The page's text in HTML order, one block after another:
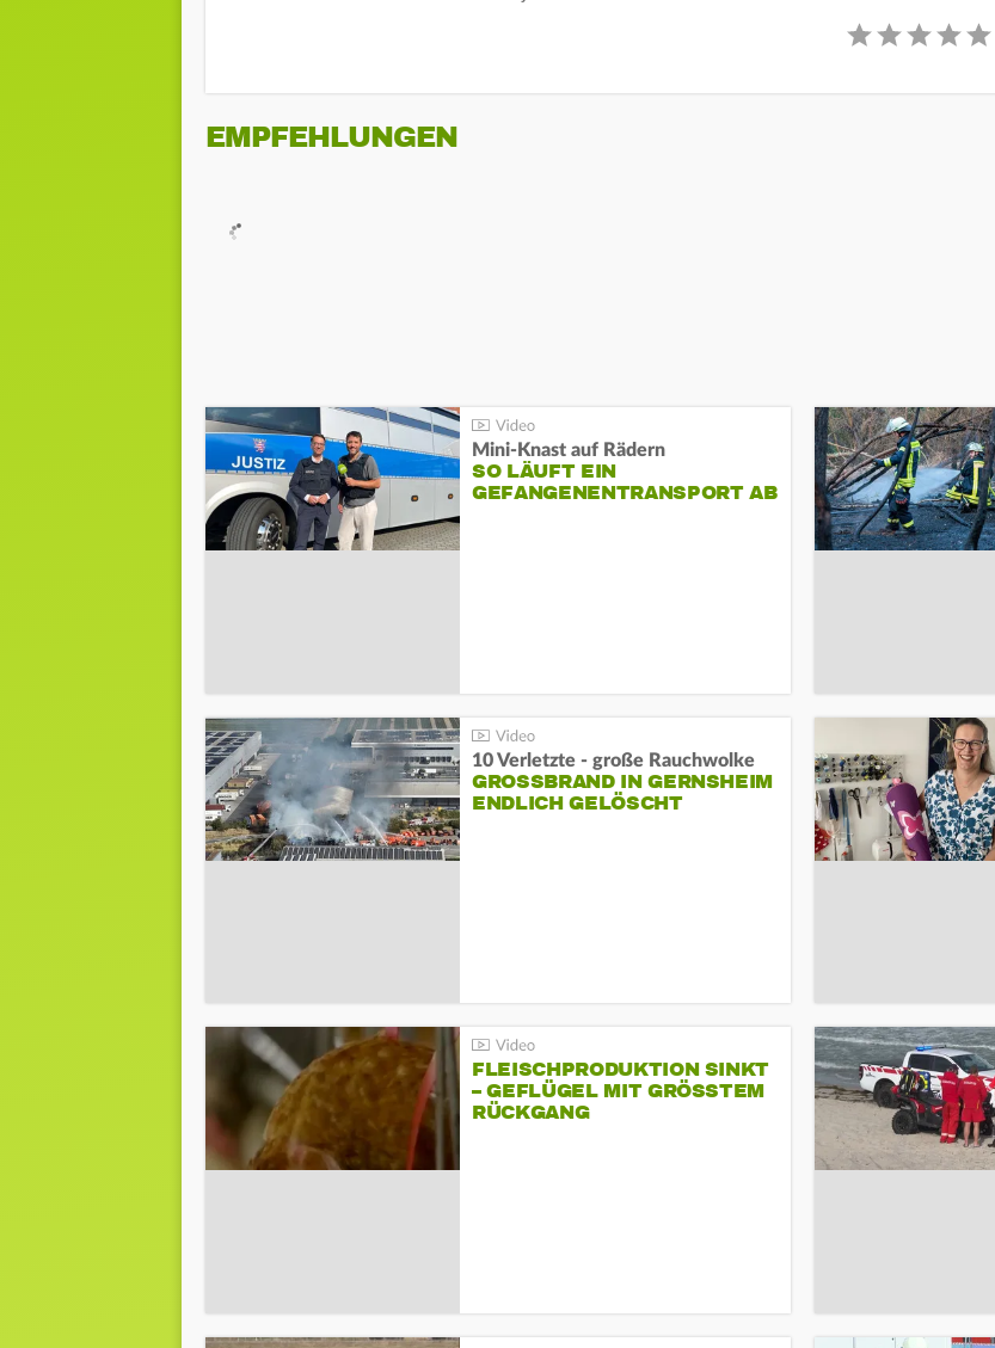
EMPFEHLUNGEN
Mini-Knast auf Rädern
SO LÄUFT EIN
GEFANGENENTRANSPORT AB
10 Verletzte - große Rauchwolke
GROSSBRAND IN GERNSHEIM E
NDLICH GELÖSCHT
FLEISCHPRODUKTION SINKT
– GEFLÜGEL MIT GRÖSSTEM R
ÜCKGANG